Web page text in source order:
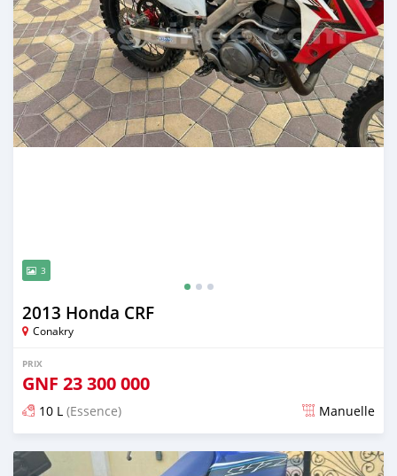
3
2013 Honda CRF
Conakry
PRIX
GNF 23 300 000
10 L (Essence) Manuelle
Publié il y a presque 2 ans